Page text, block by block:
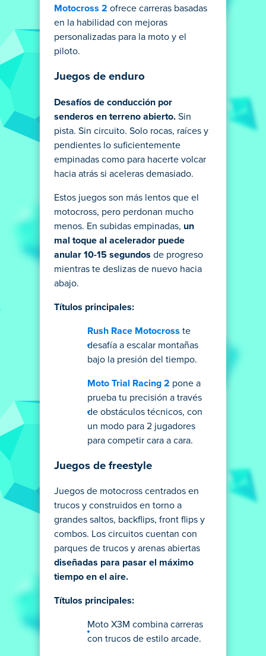
Motocross 2 ofrece carreras basadas
en la habilidad con mejoras
personalizadas para la moto y el
piloto.
Juegos de enduro
Desafíos de conducción por
senderos en terreno abierto. Sin
pista. Sin circuito. Solo rocas, raíces y
pendientes lo suficientemente
empinadas como para hacerte volcar
hacia atrás si aceleras demasiado.
Estos juegos son más lentos que el
motocross, pero perdonan mucho
menos. En subidas empinadas, un
mal toque al acelerador puede
anular 10-15 segundos de progreso
mientras te deslizas de nuevo hacia
abajo.
Títulos principales:
Rush Race Motocross te
desafía a escalar montañas
bajo la presión del tiempo.
Moto Trial Racing 2 pone a
prueba tu precisión a través
de obstáculos técnicos, con
un modo para 2 jugadores
para competir cara a cara.
Juegos de freestyle
Juegos de motocross centrados en
trucos y construidos en torno a
grandes saltos, backflips, front flips y
combos. Los circuitos cuentan con
parques de trucos y arenas abiertas
diseñadas para pasar el máximo
tiempo en el aire.
Títulos principales:
Moto X3M combina carreras
con trucos de estilo arcade.